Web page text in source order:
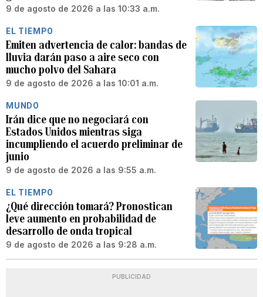
9 de agosto de 2026 a las 10:33 a.m.
EL TIEMPO
Emiten advertencia de calor: bandas de
lluvia darán paso a aire seco con
mucho polvo del Sahara
9 de agosto de 2026 a las 10:01 a.m.
MUNDO
Irán dice que no negociará con
Estados Unidos mientras siga
incumpliendo el acuerdo preliminar de
junio
9 de agosto de 2026 a las 9:55 a.m.
EL TIEMPO
¿Qué dirección tomará? Pronostican
leve aumento en probabilidad de
desarrollo de onda tropical
9 de agosto de 2026 a las 9:28 a.m.
PUBLICIDAD